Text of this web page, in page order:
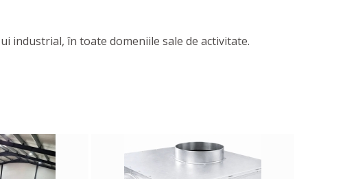
industrial, în toate domeniile sale de activitate.